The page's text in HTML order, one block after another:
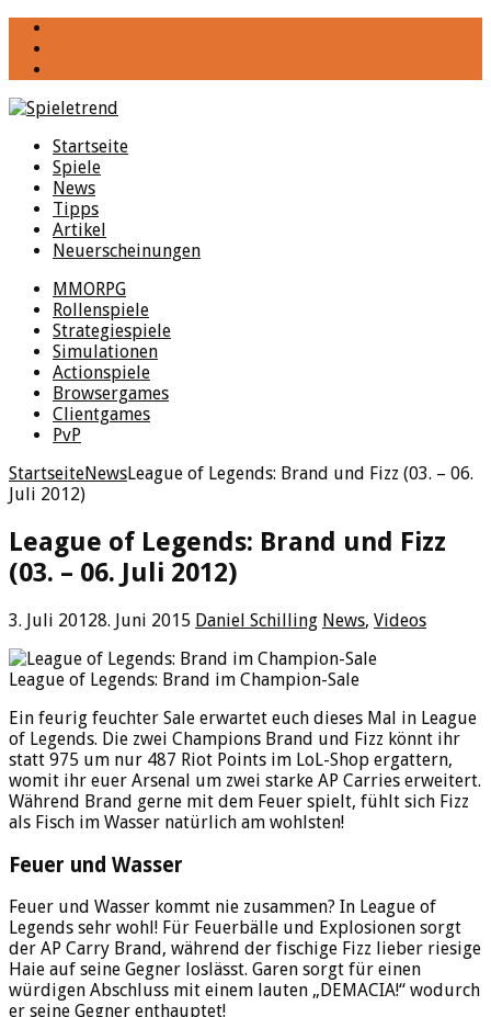
Startseite
Spiele
News
Tipps
Artikel
Neuerscheinungen
MMORPG
Rollenspiele
Strategiespiele
Simulationen
Actionspiele
Browsergames
Clientgames
PvP
StartseiteNewsLeague of Legends: Brand und Fizz (03. – 06.
Juli 2012)
League of Legends: Brand und Fizz
(03. – 06. Juli 2012)
3. Juli 20128. Juni 2015 Daniel Schilling News, Videos
League of Legends: Brand im Champion-Sale
Ein feurig feuchter Sale erwartet euch dieses Mal in League
of Legends. Die zwei Champions Brand und Fizz könnt ihr
statt 975 um nur 487 Riot Points im LoL-Shop ergattern,
womit ihr euer Arsenal um zwei starke AP Carries erweitert.
Während Brand gerne mit dem Feuer spielt, fühlt sich Fizz
als Fisch im Wasser natürlich am wohlsten!
Feuer und Wasser
Feuer und Wasser kommt nie zusammen? In League of
Legends sehr wohl! Für Feuerbälle und Explosionen sorgt
der AP Carry Brand, während der fischige Fizz lieber riesige
Haie auf seine Gegner loslässt. Garen sorgt für einen
würdigen Abschluss mit einem lauten „DEMACIA!“ wodurch
er seine Gegner enthauptet!